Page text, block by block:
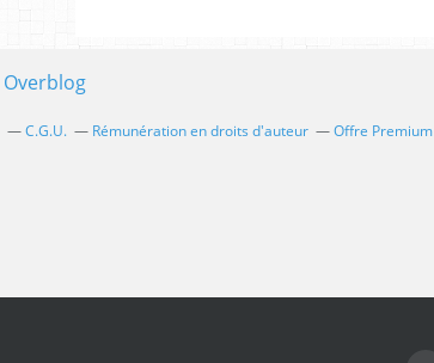
Overblog
C.G.U. Rémunération en droits d'auteur Offre Premium